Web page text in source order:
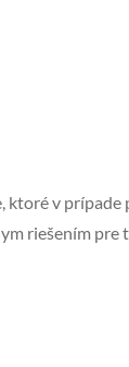
v
riešením